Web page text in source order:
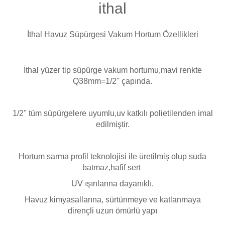
Temizleyici
Kimyasalı
Kalsiyum Hipoklorit
Süper Pool
Ayak Havuzu
Havuz Robotu Yedek
İthal Havuz Süpürgesi Vakum Hortum Özellikleri
İthal yüzer tip süpürge vakum hortumu,mavi renkte
Q38mm=1/2'' çapında.
1/2'' tüm süpürgelere uyumlu,uv katkılı polietilenden imal
edilmiştir.
Hortum sarma profil teknolojisi ile üretilmiş olup suda
batmaz,hafif sert
UV ışınlarına dayanıklı.
Havuz kimyasallarına, sürtünmeye ve katlanmaya
dirençli uzun ömürlü yapı